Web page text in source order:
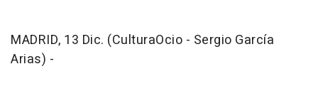
MADRID, 13 Dic. (CulturaOcio - Sergio García
Arias) -